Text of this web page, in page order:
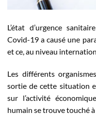
L’état d’urgence
Covid-19 a causé une
et ce, au niveau
Les différents
sortie de cette situation
sur l’activité
humain se trouve touché